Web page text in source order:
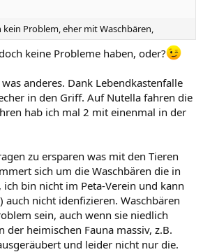
Problem, eher mit Waschbären,
keine Probleme haben, oder?
anderes. Dank Lebendkastenfalle
in den Griff. Auf Nutella fahren die
hab ich mal 2 mit einenmal in der
zu ersparen was mit den Tieren
sich um die Waschbären die in
ich bin nicht im Peta-Verein und kann
auch nicht idenfizieren. Waschbären
sein, auch wenn sie niedlich
der heimischen Fauna massiv, z.B.
und leider nicht nur die.